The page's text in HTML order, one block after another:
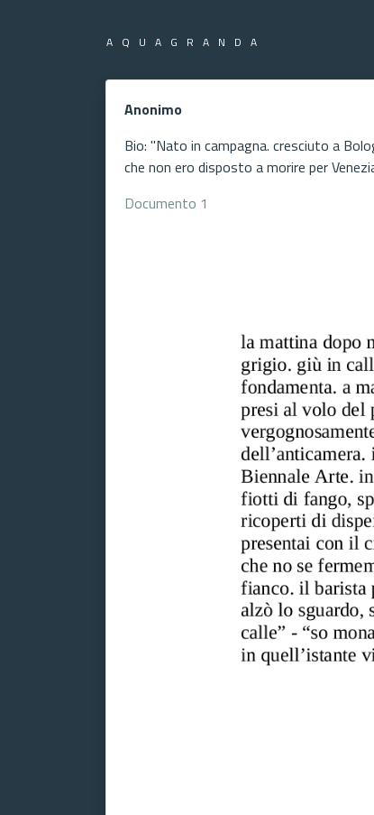
AQUAGRANDA
Anonimo
Bio: "Nato in campagna. cresciuto a
che non ero disposto a morire per
Documento 1